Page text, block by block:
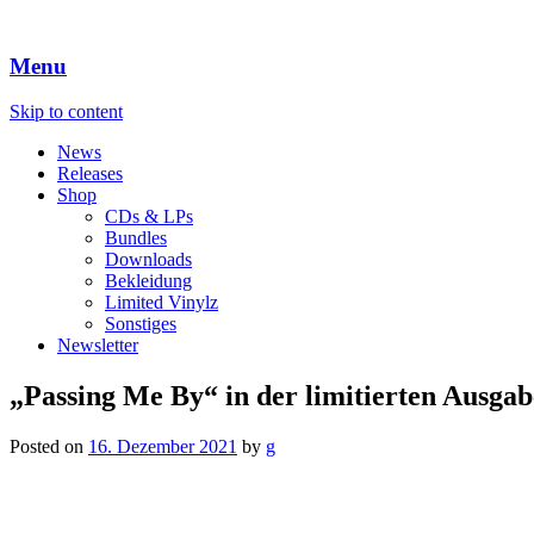
Menu
Skip to content
News
Releases
Shop
CDs & LPs
Bundles
Downloads
Bekleidung
Limited Vinylz
Sonstiges
Newsletter
„Passing Me By“ in der limitierten
Posted on 16. Dezember 2021 by g